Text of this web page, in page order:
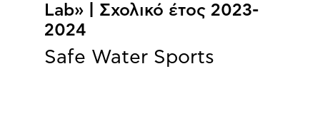
Lab» | Σχολικό έτος 2023-
2024
Safe Water Sports